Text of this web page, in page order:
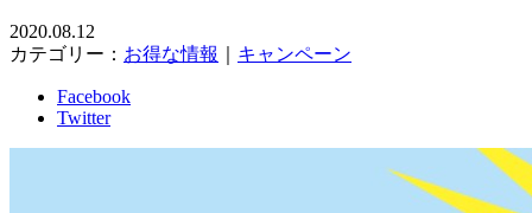
2020.08.12
カテゴリー： お得な情報 キャンペーン
Facebook
Twitter